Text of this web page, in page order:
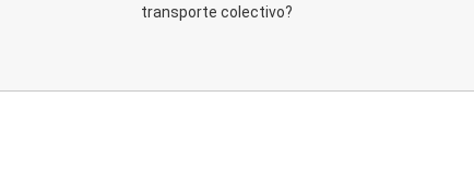
transporte colectivo?